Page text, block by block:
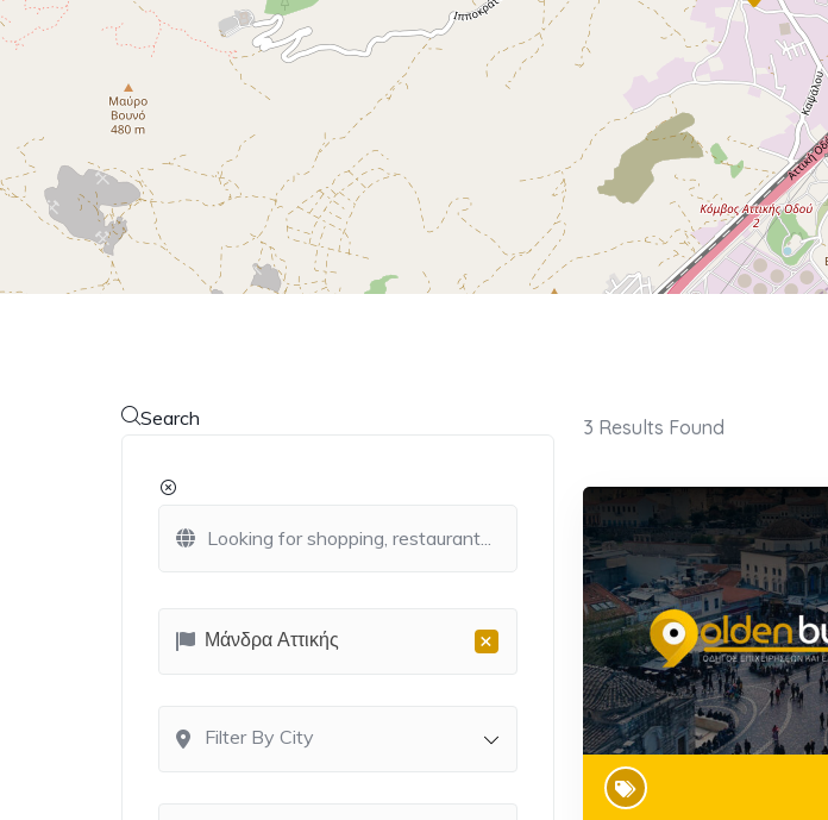
Search
×
Μάνδρα Αττικής
Filter By City
3 Results Found